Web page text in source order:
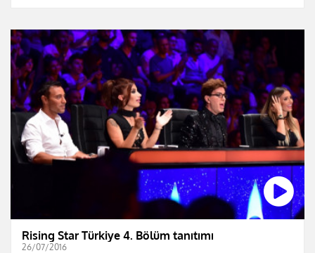
Rising Star Türkiye 4. Bölüm tanıtımı
26/07/2016